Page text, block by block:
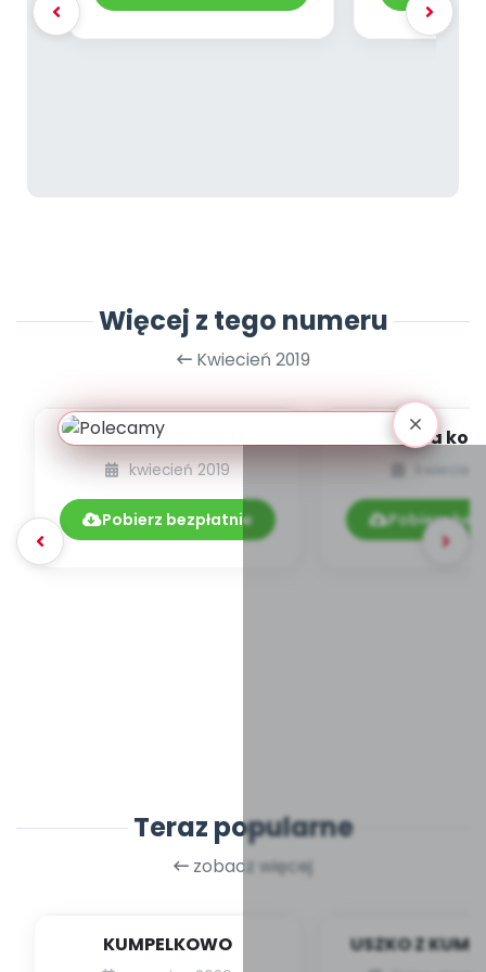
Więcej z tego numeru
Kwiecień 2019
SPIS TREŚCI + SPIS
POMOCY
DYDAKTYCZNYCH
04.211/2019
kwiecień 2019
Pobierz bezpłatnie
Daltońska
w
Pobierz
Teraz popularne
zobacz więcej
KUMPELKOWO USZKO Z